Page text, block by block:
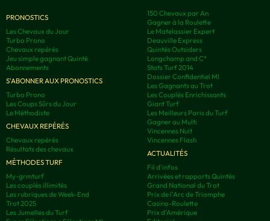
PRONOSTICS
Les Chevaux du Jour
Turbo Prono
Chevaux repérés
Jeu simple gagnant Quinté
Abonnements
S'ABONNER AUX PRONOSTICS
Turbo Prono
Les Coups Sûrs du Jour
Le Méthodiste
CHEVAUX REPÉRÉS
Chevaux repérés
Résultats des chevaux
MÉTHODES TURF
My-grmturf
Les couplés illimités
Les rubriques de Week-End
Trot 2025
Les Jumelles du Turf
150 Chevaux par An
Gagner à la Roulette
Le Matelassier Expert
Deauville Express
Quintés Outsiders
Longchamp and C°
Stats Turf 2014
Dossier Confidentiel MI
Les Gagnants au Trot
Les Couplés Enrichissants
Giant Turf
Les Meilleurs Paris du Turf
Gagner au Multi
Vincennes Nuit
Vincennes Flash
ACTUALITÉS
Fil d'infos
Arrivées et rapports Quintés
Grand National du Trot
Prix de l'Arc de Triomphe
Casino-Roulette
Prix d'Amérique